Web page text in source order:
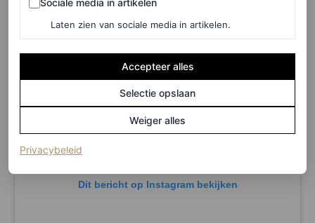
Dit bericht op Instagram bekijken
Sociale media in artikelen
Laten zien van sociale media in artikelen.
Accepteer alles
Selectie opslaan
Weiger alles
Privacybeleid